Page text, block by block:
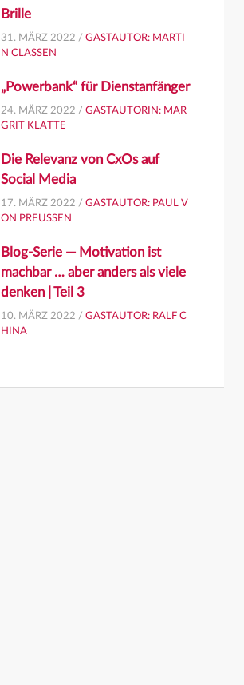
Brille
31. MÄRZ 2022 / GASTAUTOR: MARTI
N CLASSEN
„Powerbank“ für Dienstanfänger
24. MÄRZ 2022 / GASTAUTORIN: MAR
GRIT KLATTE
Die Relevanz von CxOs auf
Social Media
17. MÄRZ 2022 / GASTAUTOR: PAUL V
ON PREUSSEN
Blog-Serie — Motivation ist
machbar … aber anders als viele
denken | Teil 3
10. MÄRZ 2022 / GASTAUTOR: RALF C
HINA